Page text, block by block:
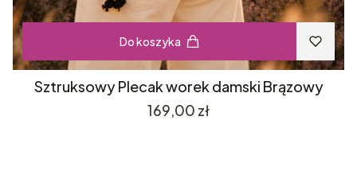
Do koszyka
Sztruksowy Plecak worek damski Brązowy
Cena
169,00 zł